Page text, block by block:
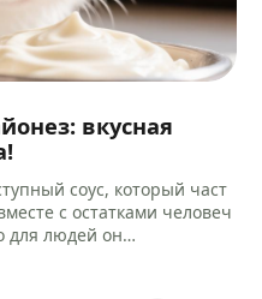
вкусная
соус, который част
с остатками человеч
для людей он…